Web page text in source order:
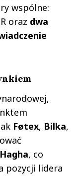
wspólne:
oraz dwa
Føtex, Bilka,
, co
pozycji lidera